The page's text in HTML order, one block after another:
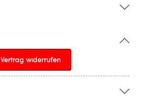
Vertrag widerrufen